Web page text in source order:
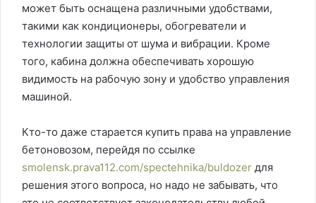
может быть оснащена различными удобствами,
такими как кондиционеры, обогреватели и
технологии защиты от шума и вибрации. Кроме
того, кабина должна обеспечивать хорошую
видимость на рабочую зону и удобство управления
машиной.
Кто-то даже старается купить права на управление
бетоновозом, перейдя по ссылке
smolensk.prava112.com/spectehnika/buldozer для
решения этого вопроса, но надо не забывать, что